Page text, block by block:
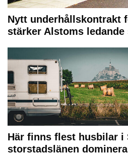
Nytt underhållskontrakt
stärker Alstoms
Här finns flest husbilar i
storstadslänen